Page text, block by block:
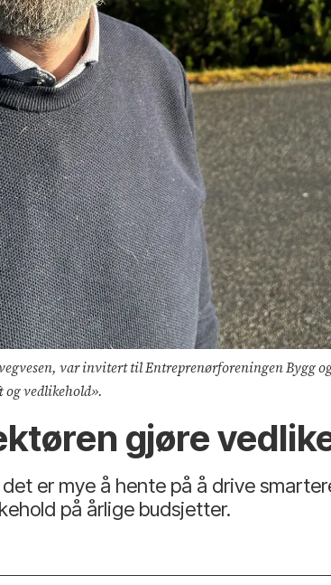
var invitert til Entreprenørforeningen Bygg
vedlikehold».
gjøre
er mye å hente på å drive
på årlige budsjetter.